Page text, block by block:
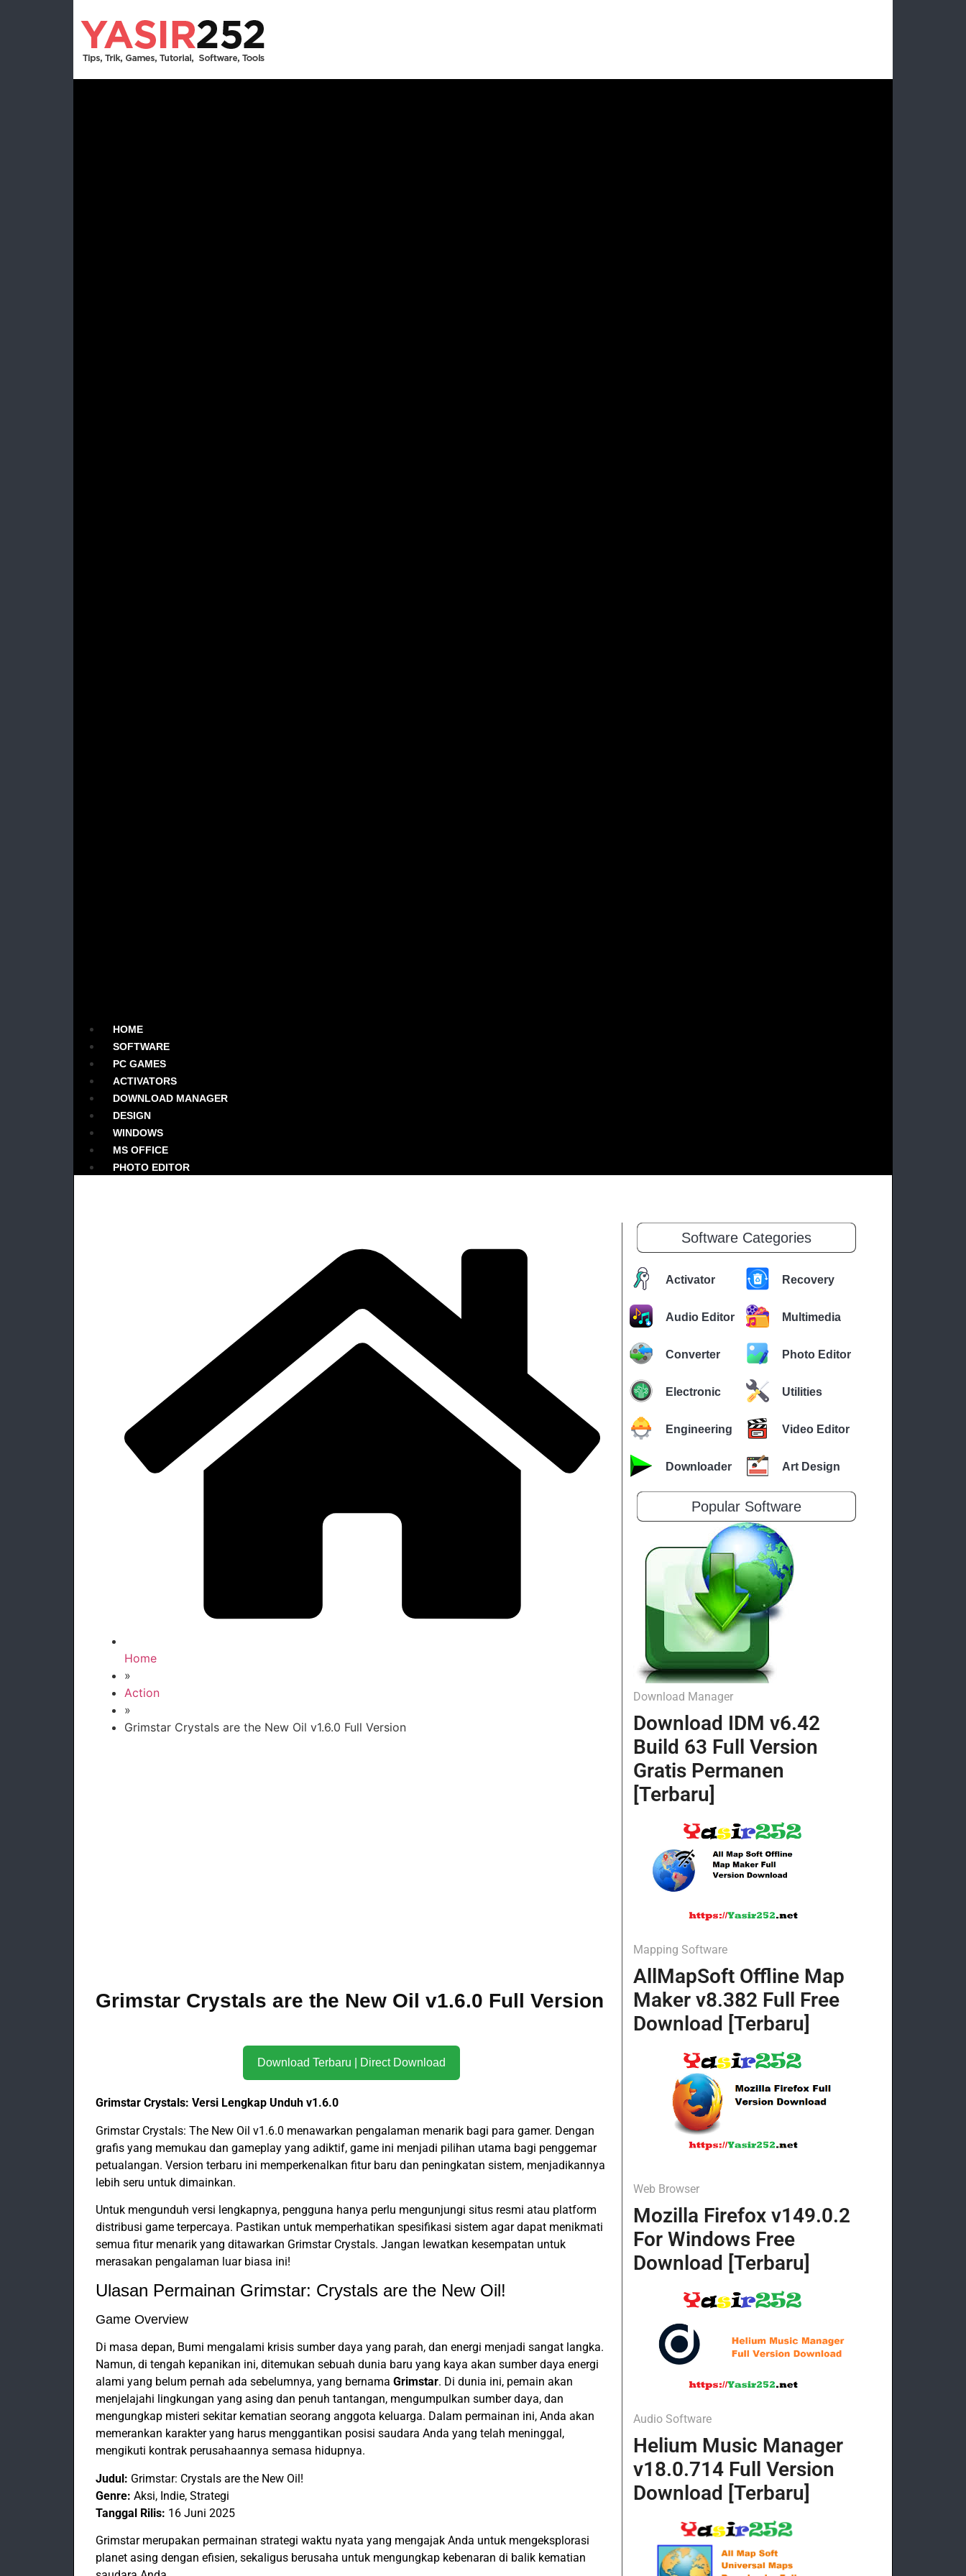
HOME
SOFTWARE
PC GAMES
ACTIVATORS
DOWNLOAD MANAGER
DESIGN
WINDOWS
MS OFFICE
PHOTO EDITOR
Home
»
Action
»
Grimstar Crystals are the New Oil v1.6.0 Full Version
Grimstar Crystals are the New Oil v1.6.0 Full Version
Download Terbaru | Direct Download
Grimstar Crystals: Versi Lengkap Unduh v1.6.0
Grimstar Crystals: The New Oil v1.6.0 menawarkan pengalaman menarik bagi para gamer. Dengan
grafis yang memukau dan gameplay yang adiktif, game ini menjadi pilihan utama bagi penggemar
petualangan. Version terbaru ini memperkenalkan fitur baru dan peningkatan sistem, menjadikannya
lebih seru untuk dimainkan.
Untuk mengunduh versi lengkapnya, pengguna hanya perlu mengunjungi situs resmi atau platform
distribusi game terpercaya. Pastikan untuk memperhatikan spesifikasi sistem agar dapat menikmati
semua fitur menarik yang ditawarkan Grimstar Crystals. Jangan lewatkan kesempatan untuk
merasakan pengalaman luar biasa ini!
Ulasan Permainan Grimstar: Crystals are the New Oil!
Game Overview
Di masa depan, Bumi mengalami krisis sumber daya yang parah, dan energi menjadi sangat langka.
Namun, di tengah kepanikan ini, ditemukan sebuah dunia baru yang kaya akan sumber daya energi
alami yang belum pernah ada sebelumnya, yang bernama Grimstar. Di dunia ini, pemain akan
menjelajahi lingkungan yang asing dan penuh tantangan, mengumpulkan sumber daya, dan
mengungkap misteri sekitar kematian seorang anggota keluarga. Dalam permainan ini, Anda akan
memerankan karakter yang harus menggantikan posisi saudara Anda yang telah meninggal,
mengikuti kontrak perusahaannya semasa hidupnya.
Judul: Grimstar: Crystals are the New Oil!
Genre: Aksi, Indie, Strategi
Tanggal Rilis: 16 Juni 2025
Grimstar merupakan permainan strategi waktu nyata yang mengajak Anda untuk mengeksplorasi
planet asing dengan efisien, sekaligus berusaha untuk mengungkap kebenaran di balik kematian
Software Categories
Activator Recovery
Audio Editor Multimedia
Converter Photo Editor
Electronic Utilities
Engineering Video Editor
Downloader Art Design
Popular Software
Download Manager
Download IDM v6.42
Build 63 Full Version
Gratis Permanen
[Terbaru]
Mapping Software
AllMapSoft Offline Map
Maker v8.382 Full Free
Download [Terbaru]
Web Browser
Mozilla Firefox v149.0.2
For Windows Free
Download [Terbaru]
Audio Software
Helium Music Manager
v18.0.714 Full Version
Download [Terbaru]